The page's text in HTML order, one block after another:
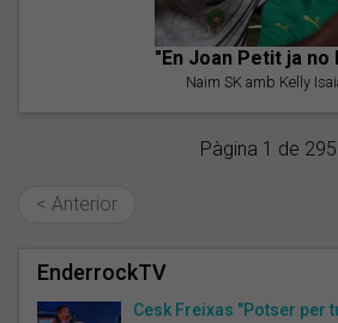
"En Joan Petit ja no
Naim SK amb Kelly
Pàgina 1 de 295
< Anterior
EnderrockTV
Cesk Freixas "Potser per